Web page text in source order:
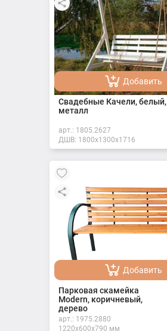
Добавить
Добавлено
Свадебные Качели, белый,
металл
арт.: 1805.2627
ДШВ: 1800х1300х1716
Добавить
Добавлено
Парковая скамейка
Modern, коричневый,
дерево
арт.: 1975.2880
1220х600х790 мм